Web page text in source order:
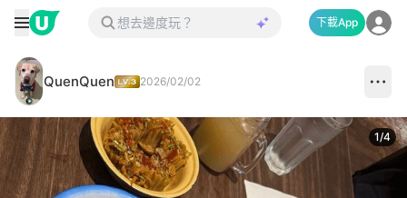
下載App
QuenQuen 2026/02/02
1/4